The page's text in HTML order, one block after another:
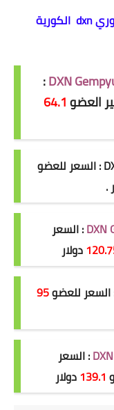
شراء اي منتج من مجموعة جمبوري dxn الكورية
:
العضو64.1
.
: السعر
دولار
: السعر
139.1دولار